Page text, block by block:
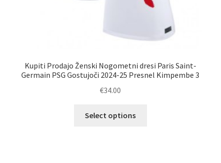
Kupiti Prodajo Ženski Nogometni dresi Paris Saint-
Germain PSG Gostujoči 2024-25 Presnel Kimpembe 3
€34.00
Select options